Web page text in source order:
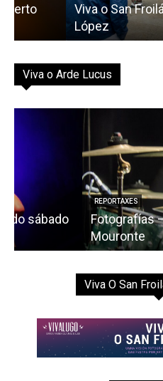
Viva o San Froilán 2025
Viva o Arde Lucus
Fotografías – San
Viva O San